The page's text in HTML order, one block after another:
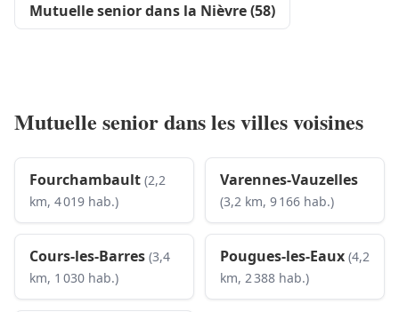
Mutuelle senior dans la Nièvre (58)
Mutuelle senior dans les villes voisines
Fourchambault (2,2
km, 4 019 hab.)
Varennes-Vauzelles
(3,2 km, 9 166 hab.)
Cours-les-Barres (3,4
km, 1 030 hab.)
Pougues-les-Eaux (4,2
km, 2 388 hab.)